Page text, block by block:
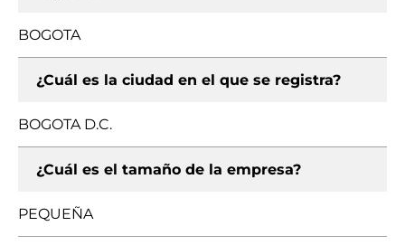
BOGOTA
¿Cuál es la ciudad en el que se registra?
BOGOTA D.C.
¿Cuál es el tamaño de la empresa?
PEQUEÑA